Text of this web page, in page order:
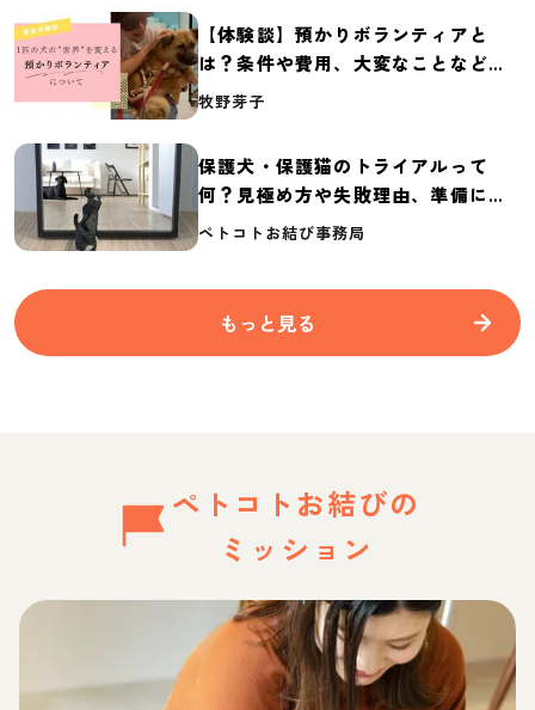
【体験談】預かりボランティアと
は？条件や費用、大変なことなど紹
介
牧野芽子
保護犬・保護猫のトライアルって
何？見極め方や失敗理由、準備に必
要なものを紹介
ペトコトお結び事務局
もっと見る
ペトコトお結びの
ミッション